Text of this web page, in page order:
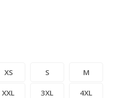
XS S M
XXL 3XL 4XL